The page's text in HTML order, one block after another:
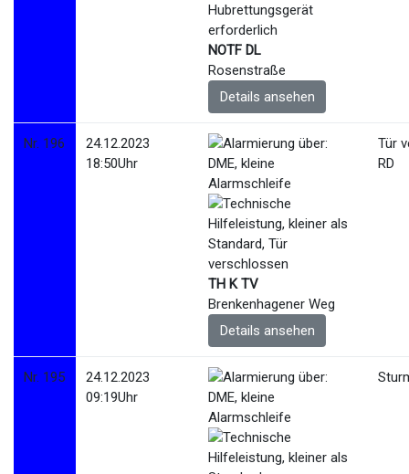
NOTF DL
Rosenstraße
Details ansehen
Nr. 196
24.12.2023
18:50Uhr
TH K TV
Brenkenhagener Weg
Details ansehen
Tür
RD
Nr. 195
24.12.2023
09:19Uhr